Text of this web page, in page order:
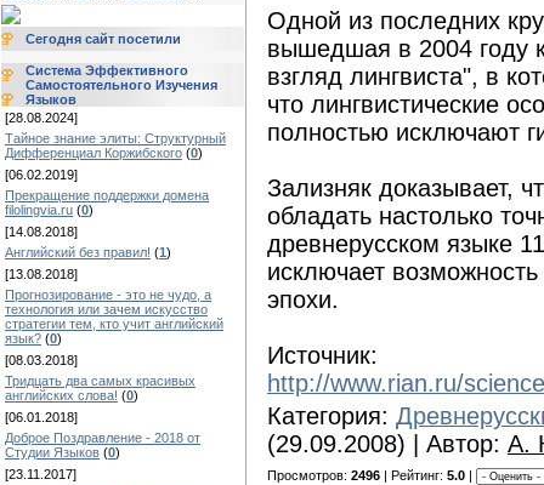
Сегодня сайт посетили
Система Эффективного
Самостоятельного Изучения
Языков
[28.08.2024]
Тайное знание элиты: Структурный
Дифференциал Коржибского (0)
[06.02.2019]
Прекращение поддержки домена
filolingvia.ru (0)
[14.08.2018]
Английский без правил! (1)
[13.08.2018]
Прогнозирование - это не чудо, а
технология или зачем искусство
стратегии тем, кто учит английский
язык? (0)
[08.03.2018]
Тридцать два самых красивых
английских слова! (0)
[06.01.2018]
Доброе Поздравление - 2018 от
Студии Языков (0)
[23.11.2017]
Одной из последних
вышедшая в 2004 году
взгляд лингвиста", в
что лингвистические
полностью исключают
Зализняк доказывает,
обладать настолько
древнерусском языке
исключает
эпохи.
Источник:
http://www.rian.ru/
Категория:
(29.09.2008) | Автор: А.
Просмотров: 2496 | Рейтинг: 5.0